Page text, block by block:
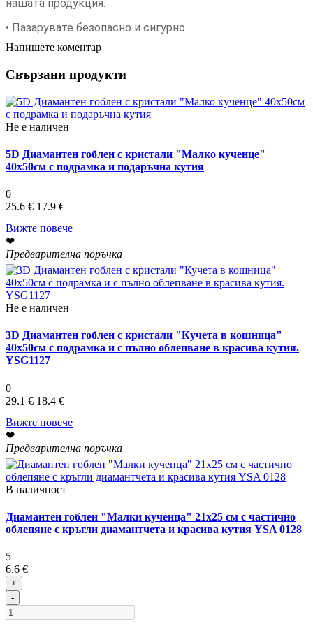
нашата продукция.
• Пазарувате безопасно и сигурно
Напишете коментар
Свързани продукти
Не е наличен
5D Диамантен гоблен с кристали "Малко кученце"
40х50см с подрамка и подаръчна кутия
0
25.6 € 17.9 €
Вижте повече
❤
Предварителна поръчка
Не е наличен
3D Диамантен гоблен с кристали "Кучета в кошница"
40х50см с подрамка и с пълно облепване в красива кутия.
YSG1127
0
29.1 € 18.4 €
Вижте повече
❤
Предварителна поръчка
В наличност
Диамантен гоблен "Малки кученца" 21x25 см с частично
облепяне с кръгли диамантчета и красива кутия YSA 0128
5
6.6 €
+
-